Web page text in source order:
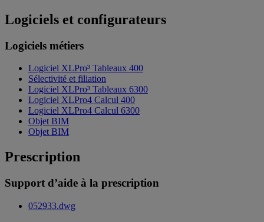
Logiciels et configurateurs
Logiciels métiers
Logiciel XLPro³ Tableaux 400
Sélectivité et filiation
Logiciel XLPro³ Tableaux 6300
Logiciel XLPro4 Calcul 400
Logiciel XLPro4 Calcul 6300
Objet BIM
Objet BIM
Prescription
Support d’aide à la prescription
052933.dwg